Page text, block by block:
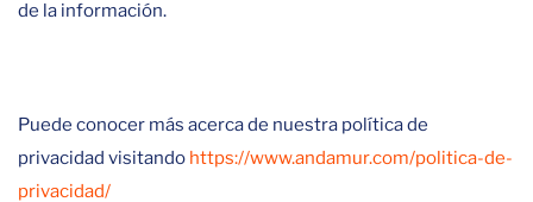
de la información.
Puede conocer más acerca de nuestra política de
privacidad visitando https://www.andamur.com/politica-de-
privacidad/